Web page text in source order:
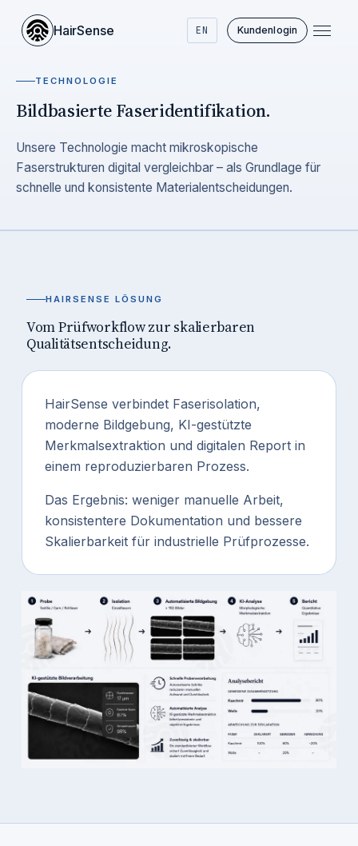
HairSense EN Kunden­login
TECHNOLOGIE
Bildbasierte Faseridentifikation.
Unsere Technologie macht mikroskopische
Faserstrukturen digital vergleichbar – als Grundlage für
schnelle und konsistente Materialentscheidungen.
HAIRSENSE LÖSUNG
Vom Prüfworkflow zur skalierbaren
Qualitätsentscheidung.
HairSense verbindet Faserisolation,
moderne Bildgebung, KI-gestützte
Merkmalsextraktion und digitalen Report in
einem reproduzierbaren Prozess.
Das Ergebnis: weniger manuelle Arbeit,
konsistentere Dokumentation und bessere
Skalierbarkeit für industrielle Prüfprozesse.